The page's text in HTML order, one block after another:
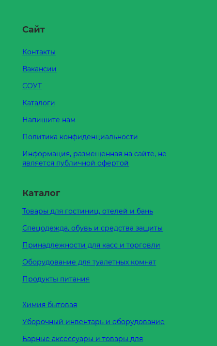
Сайт
Контакты
Вакансии
СОУТ
Каталоги
Напишите нам
Политика конфиденциальности
Информация, размещенная на сайте, не
является публичной офертой
Каталог
Товары для гостиниц, отелей и бань
Спецодежда, обувь и средства защиты
Принадлежности для касс и торговли
Оборудование для туалетных комнат
Продукты питания
Химия бытовая
Уборочный инвентарь и оборудование
Барные аксессуары и товары для